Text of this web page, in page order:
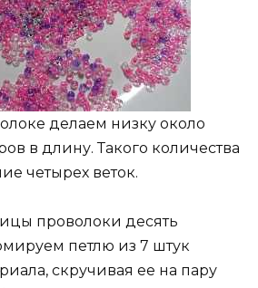
делаем низку около
в длину. Такого количества
четырех веток.
проволоки десять
петлю из 7 штук
скручивая ее на пару